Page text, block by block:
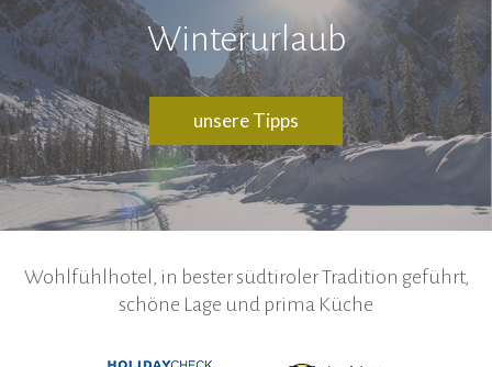
Winterurlaub
unsere Tipps
Wohlfühlhotel, in bester südtiroler Tradition geführt,
schöne Lage und prima Küche